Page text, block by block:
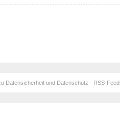
Datensicherheit und Datenschutz - RSS-